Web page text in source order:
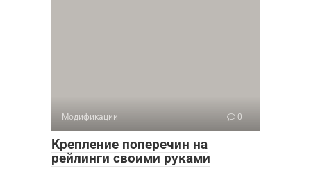
Модификации 0
Крепление поперечин на
рейлинги своими руками